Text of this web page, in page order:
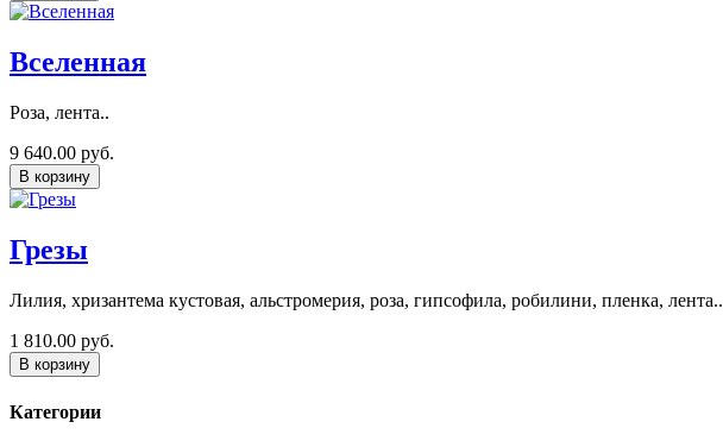
Вселенная
Роза, лента..
9 640.00 руб.
В корзину
Грезы
Лилия, хризантема кустовая, альстромерия, роза, гипсофила, робилини, пленка, лента..
1 810.00 руб.
В корзину
Категории